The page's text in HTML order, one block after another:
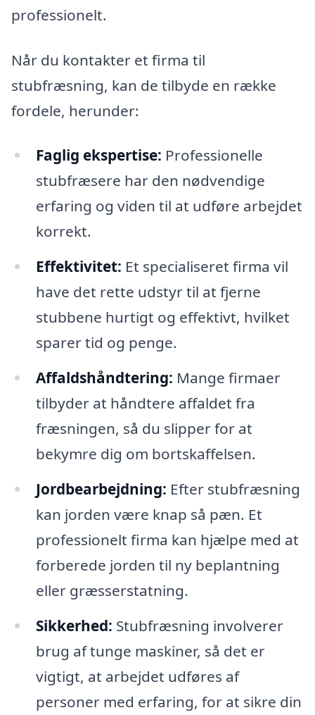
professionelt.
Når du kontakter et firma til
stubfræsning, kan de tilbyde en række
fordele, herunder:
Faglig ekspertise: Professionelle
stubfræsere har den nødvendige
erfaring og viden til at udføre arbejdet
korrekt.
Effektivitet: Et specialiseret firma vil
have det rette udstyr til at fjerne
stubbene hurtigt og effektivt, hvilket
sparer tid og penge.
Affaldshåndtering: Mange firmaer
tilbyder at håndtere affaldet fra
fræsningen, så du slipper for at
bekymre dig om bortskaffelsen.
Jordbearbejdning: Efter stubfræsning
kan jorden være knap så pæn. Et
professionelt firma kan hjælpe med at
forberede jorden til ny beplantning
eller græsserstatning.
Sikkerhed: Stubfræsning involverer
brug af tunge maskiner, så det er
vigtigt, at arbejdet udføres af
personer med erfaring, for at sikre din